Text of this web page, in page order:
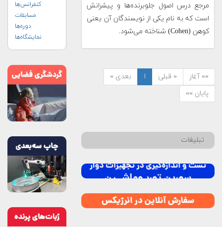
مرجع درس اصول جلوبرنده‌ها و پیشرانش
است که به نام یکی از نویسندگان آن یعنی
کوهن (Cohen) شناخته می‌شود.
«« آغاز « قبلی ۱
بعدی »
پایان »»
تبلیغات
کنفرانس‌ها
مسابقات
دوره‌ها
نمایشگاه‌ها